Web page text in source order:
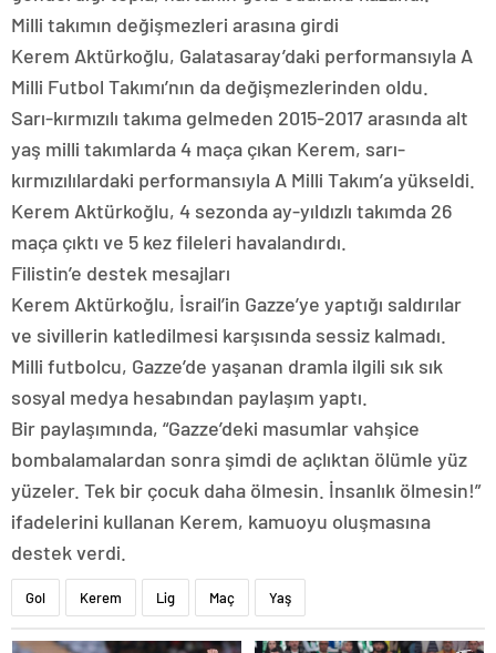
Milli takımın değişmezleri arasına girdi
Kerem Aktürkoğlu, Galatasaray’daki performansıyla A
Milli Futbol Takımı’nın da değişmezlerinden oldu.
Sarı-kırmızılı takıma gelmeden 2015-2017 arasında alt
yaş milli takımlarda 4 maça çıkan Kerem, sarı-
kırmızılılardaki performansıyla A Milli Takım’a yükseldi.
Kerem Aktürkoğlu, 4 sezonda ay-yıldızlı takımda 26
maça çıktı ve 5 kez fileleri havalandırdı.
Filistin’e destek mesajları
Kerem Aktürkoğlu, İsrail’in Gazze’ye yaptığı saldırılar
ve sivillerin katledilmesi karşısında sessiz kalmadı.
Milli futbolcu, Gazze’de yaşanan dramla ilgili sık sık
sosyal medya hesabından paylaşım yaptı.
Bir paylaşımında, “Gazze’deki masumlar vahşice
bombalamalardan sonra şimdi de açlıktan ölümle yüz
yüzeler. Tek bir çocuk daha ölmesin. İnsanlık ölmesin!”
ifadelerini kullanan Kerem, kamuoyu oluşmasına
destek verdi.
Gol Kerem Lig Maç Yaş